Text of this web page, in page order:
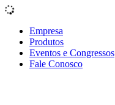
Empresa
Produtos
Eventos e Congressos
Fale Conosco